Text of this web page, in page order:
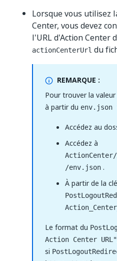
Lorsque vous utilisez
Center, vous devez
l'URL d'Action Center
actionCenterUrl du
REMARQUE :
Pour trouver la valeur
à partir du
Accédez au
Accédez à
/env.json .
À partir de la clé
Le format du
Action Center
si